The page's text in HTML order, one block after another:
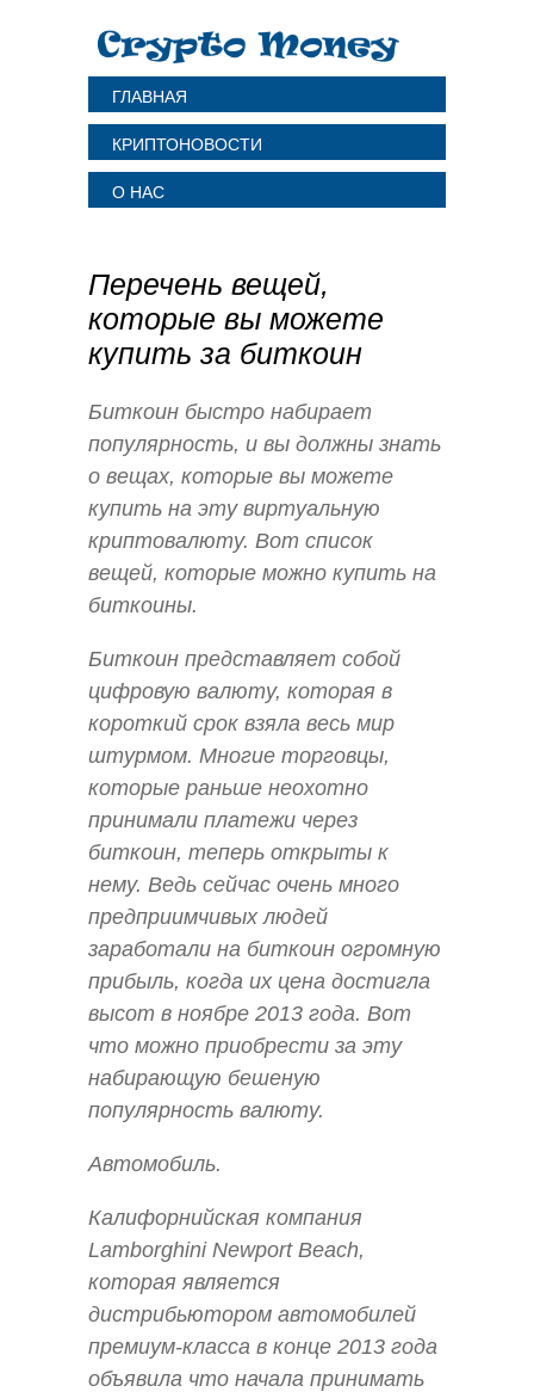
ГЛАВНАЯ
КРИПТОНОВОСТИ
О НАС
Перечень вещей,
которые вы можете
купить за биткоин
Биткоин быстро набирает
популярность, и вы должны знать
о вещах, которые вы можете
купить на эту виртуальную
криптовалюту. Вот список
вещей, которые можно купить на
биткоины.
Биткоин представляет собой
цифровую валюту, которая в
короткий срок взяла весь мир
штурмом. Многие торговцы,
которые раньше неохотно
принимали платежи через
биткоин, теперь открыты к
нему. Ведь сейчас очень много
предприимчивых людей
заработали на биткоин огромную
прибыль, когда их цена достигла
высот в ноябре 2013 года. Вот
что можно приобрести за эту
набирающую бешеную
популярность валюту.
Автомобиль.
Калифорнийская компания
Lamborghini Newport Beach,
которая является
дистрибьютором автомобилей
премиум-класса в конце 2013 года
объявила что начала принимать